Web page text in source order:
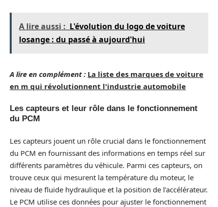
A lire aussi : L'évolution du logo de voiture
losange : du passé à aujourd'hui
A lire en complément : La liste des marques de voiture
en m qui révolutionnent l'industrie automobile
Les capteurs et leur rôle dans le fonctionnement
du PCM
Les capteurs jouent un rôle crucial dans le fonctionnement
du PCM en fournissant des informations en temps réel sur
différents paramètres du véhicule. Parmi ces capteurs, on
trouve ceux qui mesurent la température du moteur, le
niveau de fluide hydraulique et la position de l’accélérateur.
Le PCM utilise ces données pour ajuster le fonctionnement